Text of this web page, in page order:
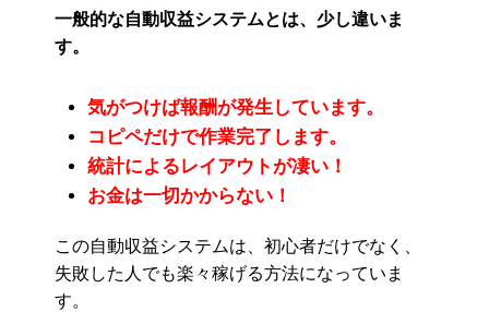
一般的な自動収益システムとは、少し違いま
す。
気がつけば報酬が発生しています。
コピペだけで作業完了します。
統計によるレイアウトが凄い！
お金は一切かからない！
この自動収益システムは、初心者だけでなく、
失敗した人でも楽々稼げる方法になっていま
す。